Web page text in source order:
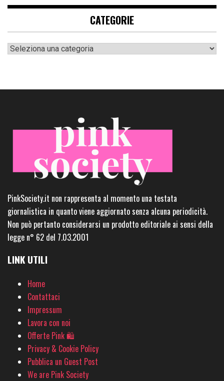
CATEGORIE
Categorie
PinkSociety.it non rappresenta al momento una testata
giornalistica in quanto viene aggiornato senza alcuna periodicità.
Non può pertanto considerarsi un prodotto editoriale ai sensi della
legge n° 62 del 7.03.2001
LINK UTILI
Home
Contattaci
Impressum
Lavora con noi
Offerte Pink 🛍
Privacy & Cookie Policy
Pubblica un Guest Post
We are Pink Society